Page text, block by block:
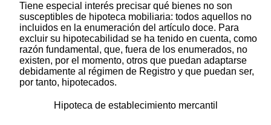
Tiene especial interés precisar qué bienes no son
susceptibles de hipoteca mobiliaria: todos aquellos no
incluidos en la enumeración del artículo doce. Para
excluir su hipotecabilidad se ha tenido en cuenta, como
razón fundamental, que, fuera de los enumerados, no
existen, por el momento, otros que puedan adaptarse
debidamente al régimen de Registro y que puedan ser,
por tanto, hipotecados.
Hipoteca de establecimiento mercantil